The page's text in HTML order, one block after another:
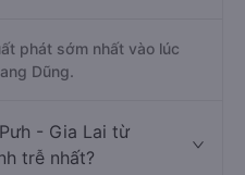
phát sớm nhất vào lúc
Dũng.
- Gia Lai từ
trễ nhất?